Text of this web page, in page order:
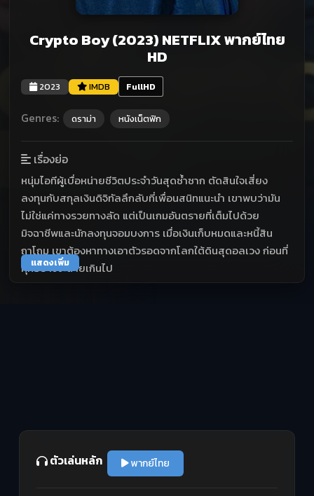
Crypto Boy (2023) NETFLIX พากย์ไทย
HD
2023 IMDB FullHD
Genres: ดราม่า หนังเน็ตฟิก
เรื่องย่อ
หนุ่มไอทีผู้เบื่อหน่ายชีวิตประจำวันสุดซ้ำซาก ตัดสินใจเสี่ยง
ลงทุนกับสกุลเงินดิจิทัลลึกลับที่เพื่อนสนิทแนะนำ เขาพบว่ามัน
ไม่ใช่แค่ทางรวยทางลัด แต่เป็นเกมอันตรายที่เต็มไปด้วย
มิจฉาชีพและนักลงทุนจอมบงการ เมื่อเงินเก็บหมดและหนี้สิน
ถาโถม เขาต้องหาทางเอาตัวรอดจากโลกใต้ดินสุดอลเวง ก่อนที่
ทุกอย่างจะสายเกินไป
แสดงเพิ่ม
ตัวเล่นหลัก พากย์ไทย